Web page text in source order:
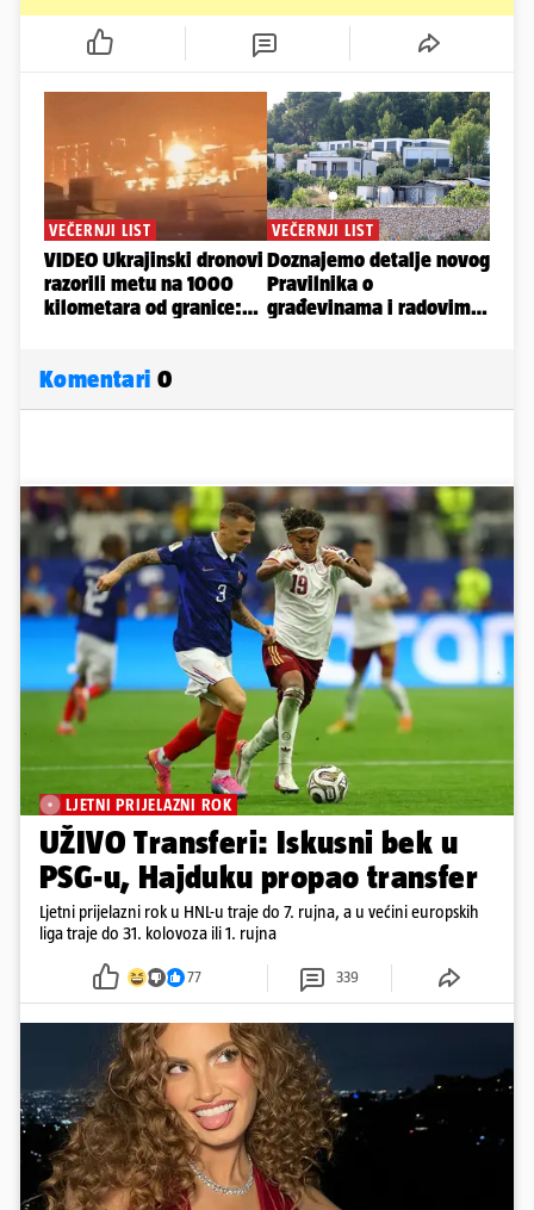
Komentari 0
LJETNI PRIJELAZNI ROK
UŽIVO Transferi: Iskusni bek u
PSG-u, Hajduku propao transfer
Ljetni prijelazni rok u HNL-u traje do 7. rujna, a u većini europskih
liga traje do 31. kolovoza ili 1. rujna
77 339